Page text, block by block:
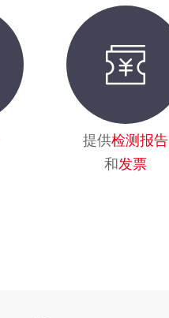
提供检测报告
和发票